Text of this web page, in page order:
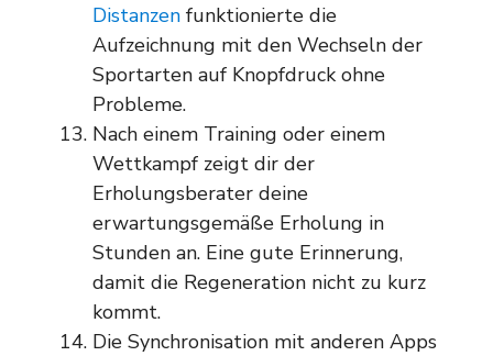
Distanzen funktionierte die
Aufzeichnung mit den Wechseln der
Sportarten auf Knopfdruck ohne
Probleme.
Nach einem Training oder einem
Wettkampf zeigt dir der
Erholungsberater deine
erwartungsgemäße Erholung in
Stunden an. Eine gute Erinnerung,
damit die Regeneration nicht zu kurz
kommt.
Die Synchronisation mit anderen Apps